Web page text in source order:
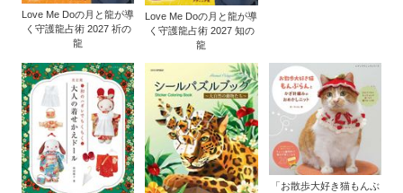
Love Me Doの月と龍が導
く守護龍占術 2027 祈の
龍
Love Me Doの月と龍が導
く守護龍占術 2027 知の
龍
「お散歩大好き猫もんぶ